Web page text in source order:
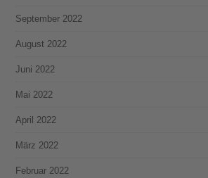
September 2022
August 2022
Juni 2022
Mai 2022
April 2022
März 2022
Februar 2022